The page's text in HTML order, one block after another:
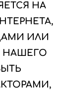
НА
ИЛИ
НАШЕГО